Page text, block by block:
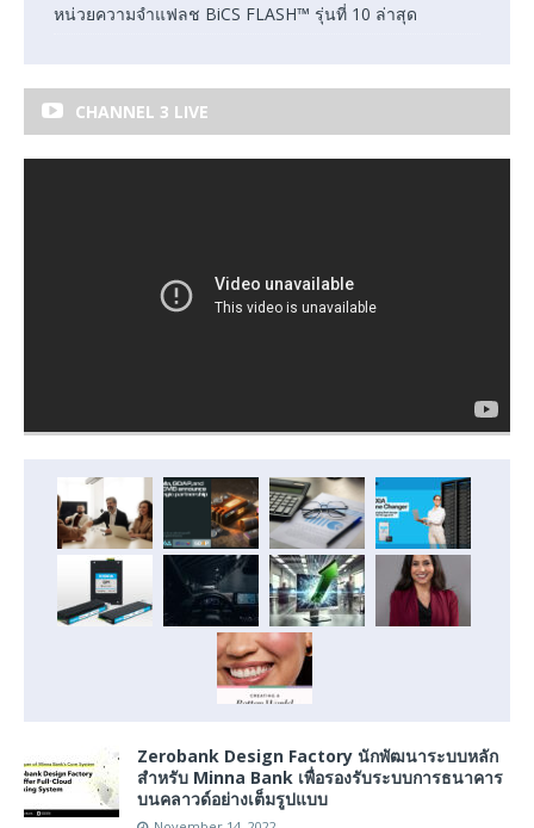
หน่วยความจำแฟลช BiCS FLASH™ รุ่นที่ 10 ล่าสุด
CHANNEL 3 LIVE
Zerobank Design Factory นักพัฒนาระบบหลัก
สำหรับ Minna Bank เพื่อรองรับระบบการธนาคาร
บนคลาวด์อย่างเต็มรูปแบบ